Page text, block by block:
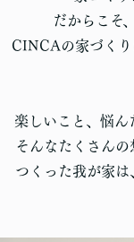
だからこそ
CINCAの家づくり
楽しいこと、悩ん
そんなたくさん
つくった我が家